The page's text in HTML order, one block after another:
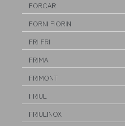
FORCAR
FORNI FIORINI
FRI FRI
FRIMA
FRIMONT
FRIUL
FRIULINOX